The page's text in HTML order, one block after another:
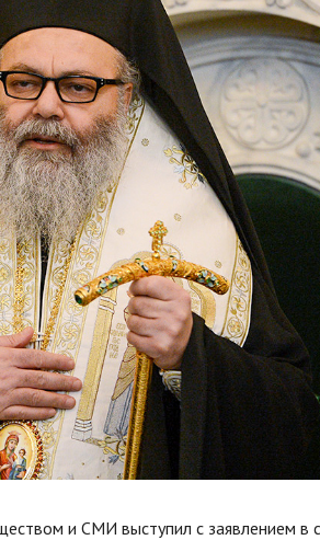
и СМИ выступил с заявлением в